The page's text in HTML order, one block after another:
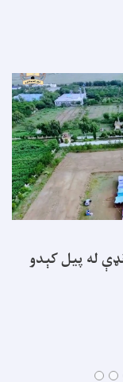
له پیل کېدو